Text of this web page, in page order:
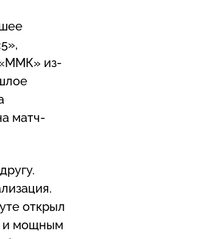
из-
матч-
открыл
и мощным